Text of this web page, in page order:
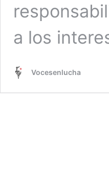
a los
Vocesenlucha